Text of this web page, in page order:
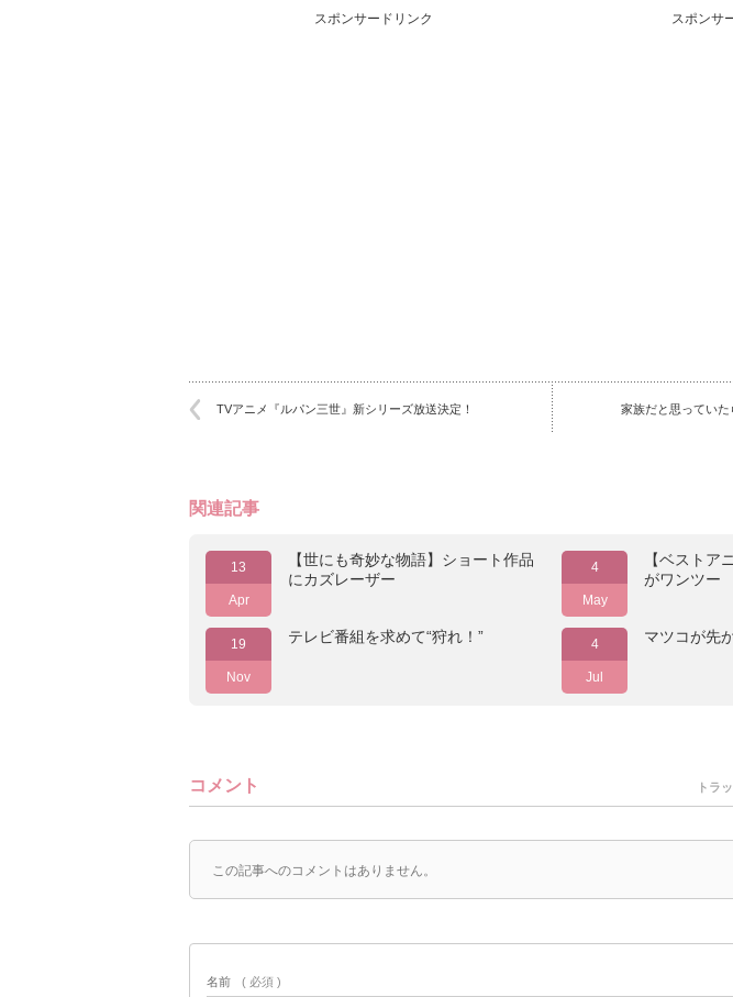
スポンサードリンク スポンサ
TVアニメ『ルパン三世』新シリーズ放送決定！ 家族だと思っていた
関連記事
13
Apr
【世にも奇妙な物語】ショート作品
にカズレーザー
4
May
【ベストア
がワンツー
19
Nov
テレビ番組を求めて“狩れ！” 4
Jul
マツコが先
コメント トラ
この記事へのコメントはありません。
名前 ( 必須 )